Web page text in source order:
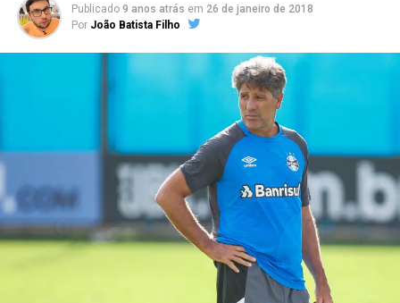
Publicado 9 anos atrás em 26 de janeiro de 2018
Por João Batista Filho